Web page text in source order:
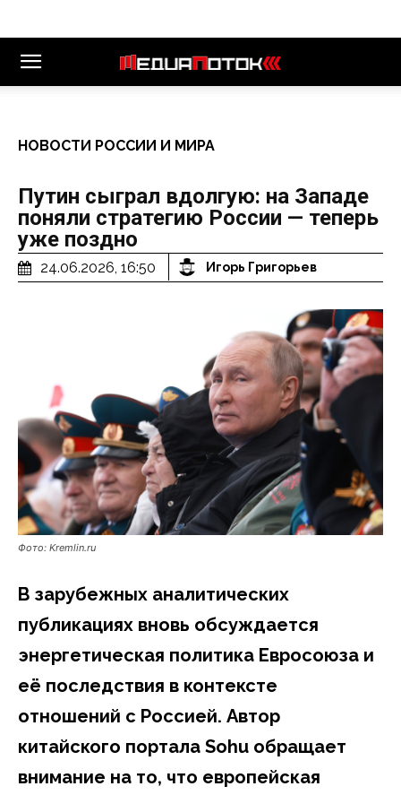
НОВОСТИ РОССИИ И МИРА
Путин сыграл вдолгую: на Западе
поняли стратегию России — теперь
уже поздно
24.06.2026, 16:50 Игорь Григорьев
Фото: Kremlin.ru
В зарубежных аналитических
публикациях вновь обсуждается
энергетическая политика Евросоюза и
её последствия в контексте
отношений с Россией. Автор
китайского портала Sohu обращает
внимание на то, что европейская